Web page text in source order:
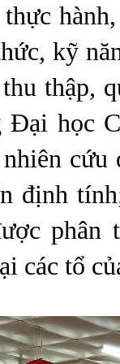
kỹ
thập,
Đại học
định
phân
các tổ